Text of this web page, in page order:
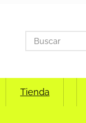
Search
for:
Tienda